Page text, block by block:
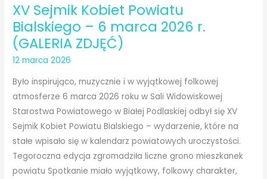
XV Sejmik Kobiet Powiatu
Bialskiego – 6 marca 2026 r.
(GALERIA ZDJĘĆ)
12 marca 2026
Było inspirująco, muzycznie i w wyjątkowej folkowej
atmosferze 6 marca 2026 roku w Sali Widowiskowej
Starostwa Powiatowego w Białej Podlaskiej odbył się XV
Sejmik Kobiet Powiatu Bialskiego – wydarzenie, które na
stałe wpisało się w kalendarz powiatowych uroczystości.
Tegoroczna edycja zgromadziła liczne grono mieszkanek
powiatu Spotkanie miało wyjątkowy, folkowy charakter,